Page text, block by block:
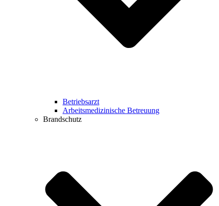
Betriebsarzt
Arbeitsmedizinische Betreuung
Brandschutz